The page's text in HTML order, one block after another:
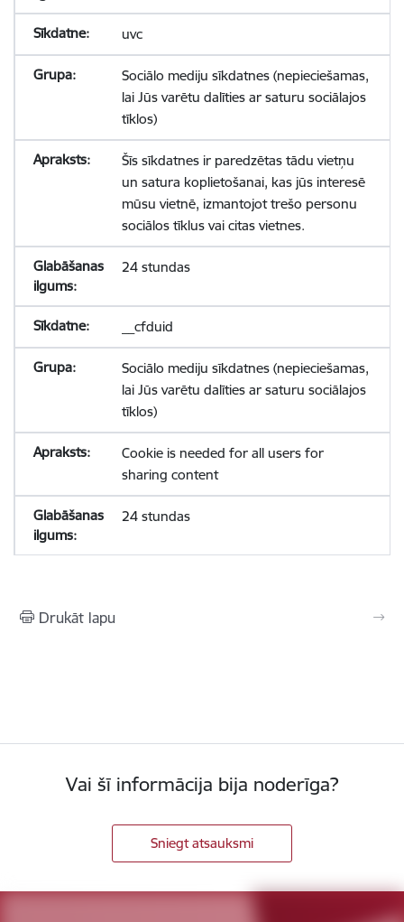
uvc
Sociālo mediju sīkdatnes (nepieciešamas,
lai Jūs varētu dalīties ar saturu sociālajos
tīklos)
Šīs sīkdatnes ir paredzētas tādu vietņu
un satura koplietošanai, kas jūs interesē
mūsu vietnē, izmantojot trešo personu
sociālos tīklus vai citas vietnes.
24 stundas
__cfduid
Sociālo mediju sīkdatnes (nepieciešamas,
lai Jūs varētu dalīties ar saturu sociālajos
tīklos)
Cookie is needed for all users for
sharing content
24 stundas
Drukāt lapu
Vai šī informācija bija noderīga?
Sniegt atsauksmi